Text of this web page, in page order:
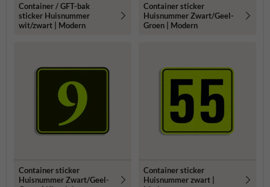
Container / GFT-bak
sticker Huisnummer
wit/zwart | Modern
Container sticker
Huisnummer Zwart/Geel-
Groen | Modern
Container sticker
Huisnummer Zwart/Geel-
Container sticker
Huisnummer zwart |